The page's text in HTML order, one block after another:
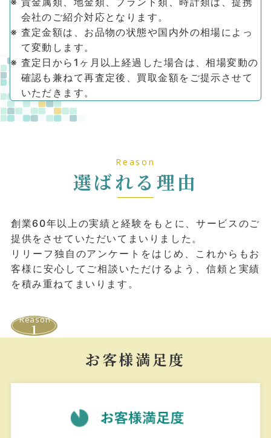
会社のご紹介対応となります。
査定⾦額は、お品物の状態や国内外の相場によっ
て変動します。
査定⽇から1ヶ⽉以上経過した場合は、相場変動の
確認も兼ねて再査定後、買取⾦額を ご提⽰ させて
いただきます。
Reason
選ばれる理由
創業60年以上の実績と経験をもとに、サービスのご
提供をさせていただいてまいりました。
リリーフ独⾃のアンケートをはじめ、これからもお
客様に安⼼してご相談いただけるよう、信頼と実績
を積み重ねてまいります。
Reason
1
お客様満⾜度